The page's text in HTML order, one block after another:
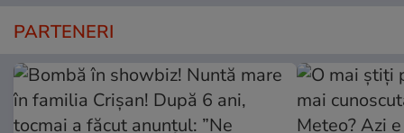
PARTENERI